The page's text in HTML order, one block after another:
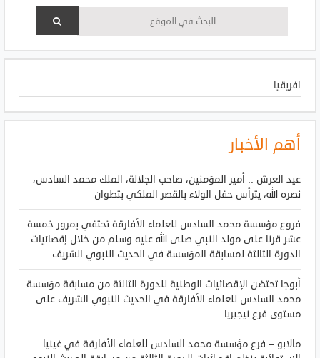
افريقيا
أهم الأخبار
عيد العرش .. أمير المؤمنين، صاحب الجلالة، الملك محمد السادس،
نصره الله، يترأس حفل الولاء بالقصر الملكي بتطوان
فروع مؤسسة محمد السادس للعلماء الأفارقة تحتفي بمرور خمسة
عشر قرنا على مولد النبي صلى الله عليه وسلم من خلال إقصائيات
الدورة الثالثة لمسابقة المؤسسة في الحديث النبوي الشريف
أبوجا تحتضن الإقصائيات الوطنية للدورة الثالثة من مسابقة مؤسسة
محمد السادس للعلماء الأفارقة في الحديث النبوي الشريف على
مستوى فرع نيجيريا
مالابو – فرع مؤسسة محمد السادس للعلماء الأفارقة في غينيا